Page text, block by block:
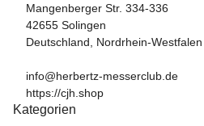
Mangenberger Str. 334-336
42655 Solingen
Deutschland, Nordrhein-Westfalen
info@herbertz-messerclub.de
https://cjh.shop
Kategorien